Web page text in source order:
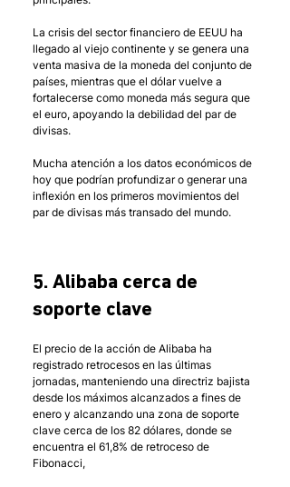
La crisis del sector financiero de EEUU ha
llegado al viejo continente y se genera una
venta masiva de la moneda del conjunto de
países, mientras que el dólar vuelve a
fortalecerse como moneda más segura que
el euro, apoyando la debilidad del par de
divisas.
Mucha atención a los datos económicos de
hoy que podrían profundizar o generar una
inflexión en los primeros movimientos del
par de divisas más transado del mundo.
5. Alibaba cerca de
soporte clave
El precio de la acción de Alibaba ha
registrado retrocesos en las últimas
jornadas, manteniendo una directriz bajista
desde los máximos alcanzados a fines de
enero y alcanzando una zona de soporte
clave cerca de los 82 dólares, donde se
encuentra el 61,8% de retroceso de
Fibonacci,